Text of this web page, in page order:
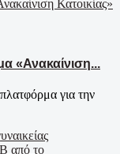
«Ανακαίνιση...
για την